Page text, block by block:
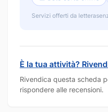
Servizi offerti da
È la tua attività?
Rivendica questa scheda
rispondere alle recensioni.